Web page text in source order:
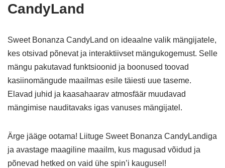
CandyLand
Sweet Bonanza CandyLand on ideaalne valik mängijatele,
kes otsivad põnevat ja interaktiivset mängukogemust. Selle
mängu pakutavad funktsioonid ja boonused toovad
kasiinomängude maailmas esile täiesti uue taseme.
Elavad juhid ja kaasahaarav atmosfäär muudavad
mängimise nauditavaks igas vanuses mängijatel.
Ärge jääge ootama! Liituge Sweet Bonanza CandyLandiga
ja avastage maagiline maailm, kus magusad võidud ja
põnevad hetked on vaid ühe spin’i kaugusel!